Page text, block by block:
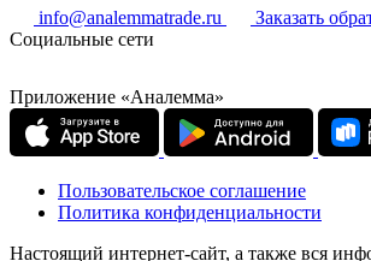
info@analemmatrade.ru
Заказать
Социальные сети
Приложение «Аналемма»
Пользовательское соглашение
Политика конфиденциальности
Настоящий интернет-сайт, а также вся